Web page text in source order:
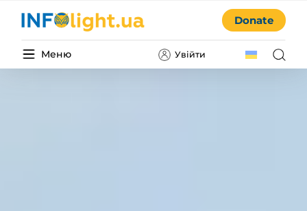
Меню Увійти
Donate